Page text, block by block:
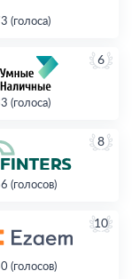
(голоса)
6
(голоса)
8
(голосов)
10
(голосов)